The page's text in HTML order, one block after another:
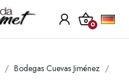
0
Bodegas Cuevas Jiménez